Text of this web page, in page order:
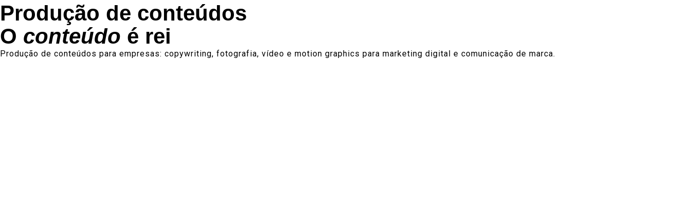
Produção de conteúdos
O conteúdo é rei
Produção de conteúdos para empresas: copywriting, fotografia, vídeo e motion graphics para marketing digital e comunicação de marca.